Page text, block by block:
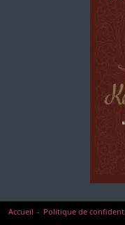
Accueil Politique de